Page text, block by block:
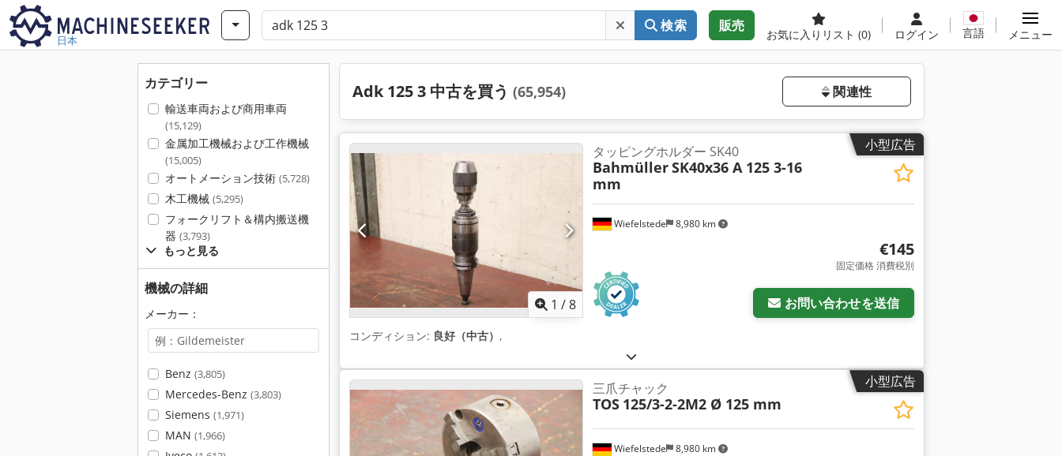
日本
検索 販売
お気に入りリスト (0) ログイン 言語 メニュー
カテゴリー
輸送車両および商用車両
(15,129)
金属加工機械および工作機械
(15,005)
オートメーション技術 (5,728)
木工機械 (5,295)
フォークリフト＆構内搬送機
器 (3,793)
もっと見る
機械の詳細
メーカー：
Benz (3,805)
Mercedes-Benz (3,803)
Siemens (1,971)
MAN (1,966)
Adk 125 3 中古を買う (65,954) 関連性
小型広告
1 /8
Wiefelstede 8,980 km
タッピングホルダー SK40
BahmüllerSK40x36 A 125 3-16
mm
€145
固定価格 消費税別
お問い合わせを送信
コンディション: 良好（中古） ,
小型広告
Wiefelstede 8,980 km
三爪チャック
TOS 125/3-2-2M2 Ø 125 mm